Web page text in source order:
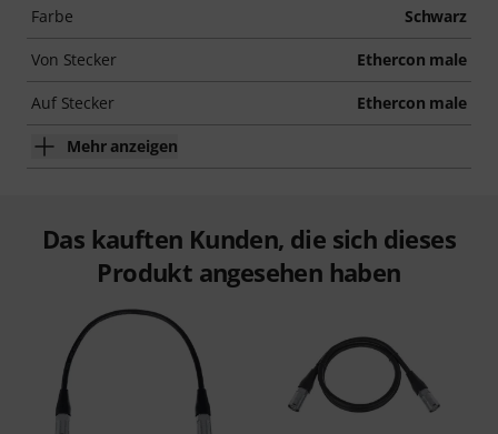
Farbe Schwarz
Von Stecker Ethercon male
Auf Stecker Ethercon male
Mehr anzeigen
Das kauften Kunden, die sich dieses
Produkt angesehen haben